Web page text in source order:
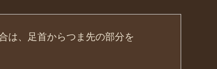
は、足首からつま先の部分を